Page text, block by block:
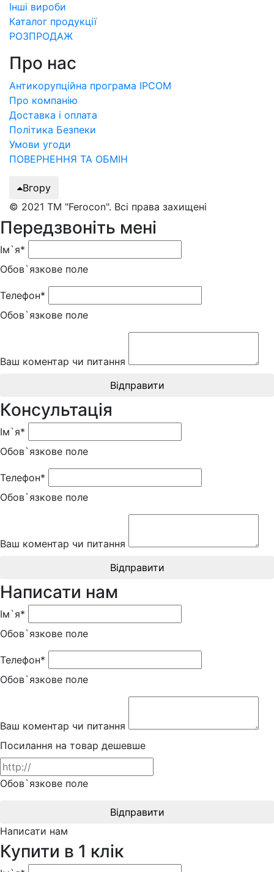
Інші вироби
Каталог продукції
РОЗПРОДАЖ
Про нас
Антикорупційна програма IPCOM
Про компанію
Доставка і оплата
Політика Безпеки
Умови угоди
ПОВЕРНЕННЯ ТА ОБМІН
Вгору
© 2021 ТМ "Ferocon". Всі права захищені
Передзвоніть мені
Ім`я*
Обов`язкове поле
Телефон*
Обов`язкове поле
Ваш коментар чи питання
Відправити
Консультація
Ім`я*
Обов`язкове поле
Телефон*
Обов`язкове поле
Ваш коментар чи питання
Відправити
Написати нам
Ім`я*
Обов`язкове поле
Телефон*
Обов`язкове поле
Ваш коментар чи питання
Посилання на товар дешевше
Обов`язкове поле
Відправити
Написати нам
Купити в 1 клік